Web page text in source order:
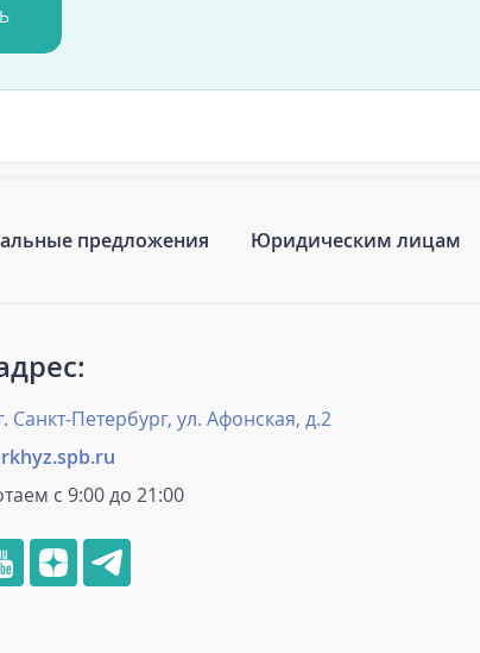
предложения Юридическим лицам
Санкт-Петербург, ул. Афонская, д.2
с 9:00 до 21:00